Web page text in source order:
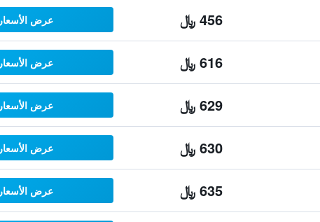
456 ﷼ عرض الأسعار
616 ﷼ عرض الأسعار
629 ﷼ عرض الأسعار
630 ﷼ عرض الأسعار
635 ﷼ عرض الأسعار